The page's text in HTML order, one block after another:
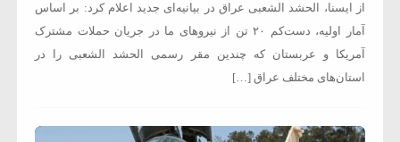
از ایسنا، الحشد الشعبی عراق در بیانیه‌ای جدید اعلام کرد: بر اساس
آمار اولیه، دست‌کم ۲۰ تن از نیروهای ما در جریان حملات مشترک
آمریکا و عربستان که چندین مقر رسمی الحشد الشعبی را در
استان‌های مختلف عراق […]